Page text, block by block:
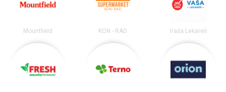
Mountfield KON - RAD Vaša Lekáreň